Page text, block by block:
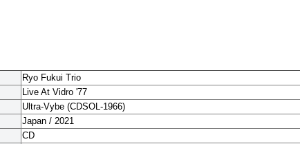
Ryo Fukui Trio
Live At Vidro '77
Ultra-Vybe (CDSOL-1966)
Japan / 2021
CD